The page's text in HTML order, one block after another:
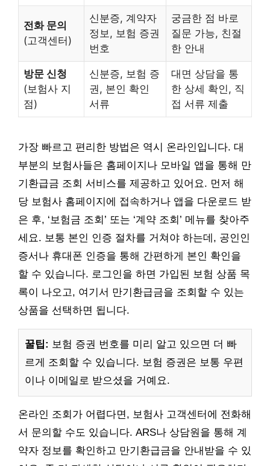
전화 문의
(고객센터)
신분증, 계약자
정보, 보험 증권
번호
궁금한 점 바로
질문 가능, 친절
한 안내
방문 신청
(보험사 지
점)
신분증, 보험 증
권, 본인 확인
서류
대면 상담을 통
한 상세 확인, 직
접 서류 제출
가장 빠르고 편리한 방법은 역시 온라인입니다. 대
부분의 보험사들은 홈페이지나 모바일 앱을 통해 만
기환급금 조회 서비스를 제공하고 있어요. 먼저 해
당 보험사 홈페이지에 접속하거나 앱을 다운로드 받
은 후, ‘보험금 조회’ 또는 ‘계약 조회’ 메뉴를 찾아주
세요. 보통 본인 인증 절차를 거쳐야 하는데, 공인인
증서나 휴대폰 인증을 통해 간편하게 본인 확인을
할 수 있습니다. 로그인을 하면 가입된 보험 상품 목
록이 나오고, 여기서 만기환급금을 조회할 수 있는
상품을 선택하면 됩니다.
꿀팁: 보험 증권 번호를 미리 알고 있으면 더 빠
르게 조회할 수 있습니다. 보험 증권은 보통 우편
이나 이메일로 받으셨을 거예요.
온라인 조회가 어렵다면, 보험사 고객센터에 전화해
서 문의할 수도 있습니다. ARS나 상담원을 통해 계
약자 정보를 확인하고 만기환급금을 안내받을 수 있